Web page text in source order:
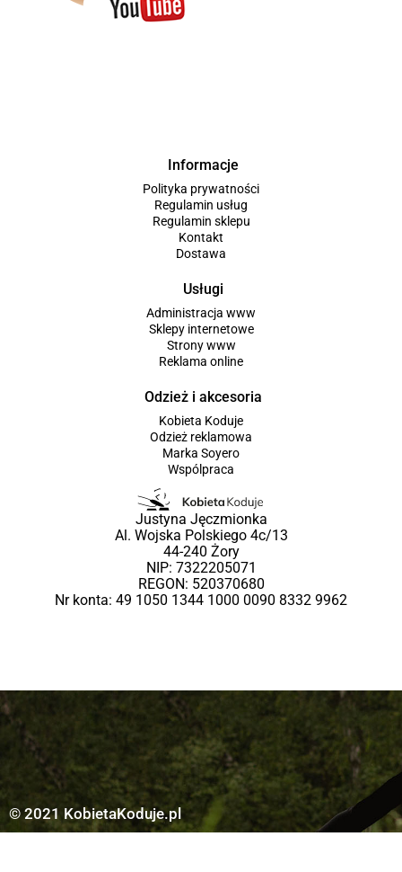
Informacje
Polityka prywatności
Regulamin usług
Regulamin sklepu
Kontakt
Dostawa
Usługi
Administracja www
Sklepy internetowe
Strony www
Reklama online
Odzież i akcesoria
Kobieta Koduje
Odzież reklamowa
Marka Soyero
Wspólpraca
Justyna Jęczmionka
Al. Wojska Polskiego 4c/13
44-240 Żory
NIP: 7322205071
REGON: 520370680
Nr konta: 49 1050 1344 1000 0090 8332 9962
© 2021 KobietaKoduje.pl